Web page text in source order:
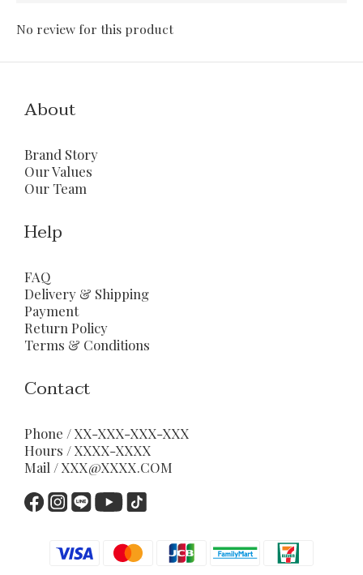
No review for this product
About
Brand Story
Our Values
Our Team
Help
FAQ
Delivery & Shipping
Payment
Return Policy
Terms & Conditions
Contact
Phone / XX-XXX-XXX-XXX
Hours / XXXX-XXXX
Mail / XXX@XXXX.COM